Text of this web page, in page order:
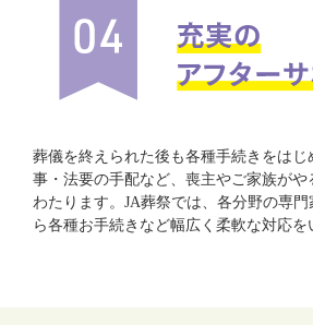
葬儀を終えられた後も各種手続きをはじ
事・法要の手配など、喪主やご家族がや
わたります。JA葬祭では、各分野の専
ら各種お手続きなど幅広く柔軟な対応を